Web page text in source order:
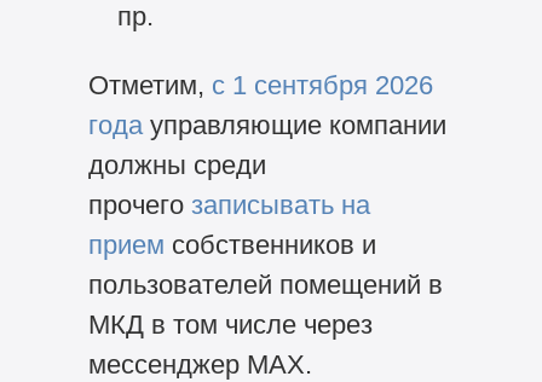
пр.
Отметим, с 1 сентября 2026
годауправляющие компании
должны среди
прочего записывать на
прием собственников и
пользователей помещений в
МКД в том числе через
мессенджер MAX.